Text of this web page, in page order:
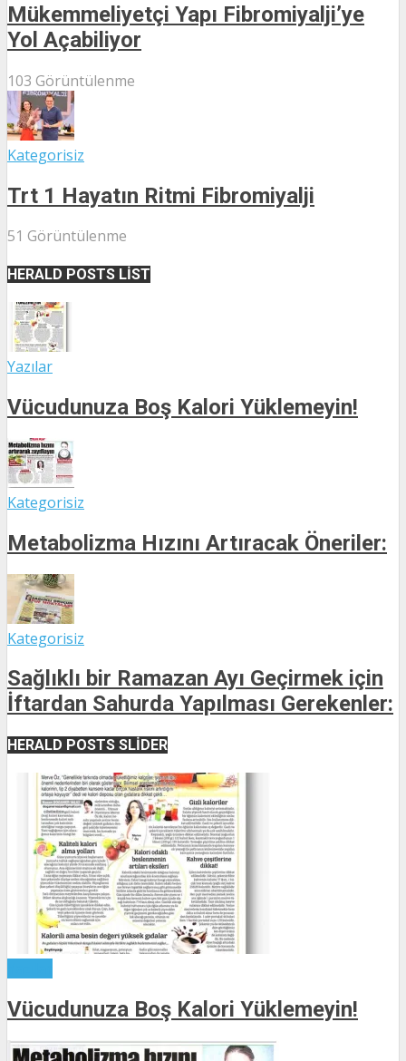
Mükemmeliyetçi Yapı Fibromiyalji’ye
Yol Açabiliyor
103 Görüntülenme
Kategorisiz
Trt 1 Hayatın Ritmi Fibromiyalji
51 Görüntülenme
HERALD POSTS LIST
Yazılar
Vücudunuza Boş Kalori Yüklemeyin!
Kategorisiz
Metabolizma Hızını Artıracak Öneriler:
Kategorisiz
Sağlıklı bir Ramazan Ayı Geçirmek için
İftardan Sahurda Yapılması Gerekenler:
HERALD POSTS SLIDER
Vücudunuza Boş Kalori Yüklemeyin!